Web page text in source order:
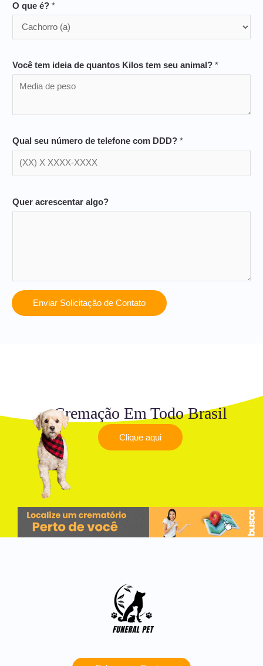
O que é? *
Você tem ideia de quantos Kilos tem seu animal? *
Qual seu número de telefone com DDD? *
Quer acrescentar algo?
Enviar Solicitação de Contato
Cremação Em Todo Brasil
Clique aqui